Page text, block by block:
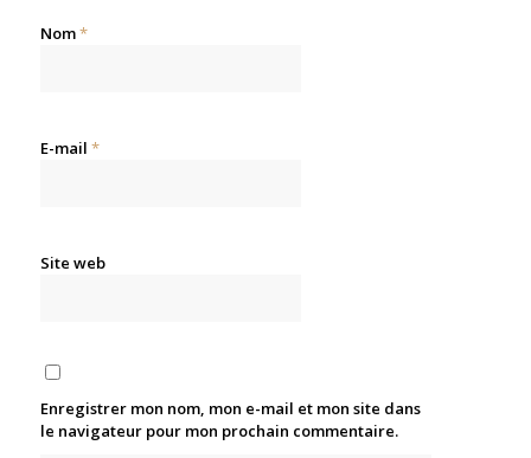
Nom*
E-mail *
Site web
Enregistrer mon nom, mon e-mail et mon site dans
le navigateur pour mon prochain commentaire.